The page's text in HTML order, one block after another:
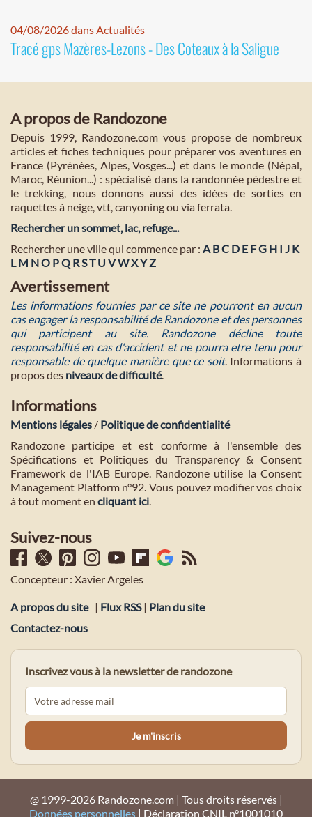
04/08/2026 dans Actualités
Tracé gps Mazères-Lezons - Des Coteaux à la Saligue
A propos de Randozone
Depuis 1999, Randozone.com vous propose de nombreux
articles et fiches techniques pour préparer vos aventures en
France (Pyrénées, Alpes, Vosges...) et dans le monde (Népal,
Maroc, Réunion...) : spécialisé dans la randonnée pédestre et
le trekking, nous donnons aussi des idées de sorties en
raquettes à neige, vtt, canyoning ou via ferrata.
Rechercher un sommet, lac, refuge...
Rechercher une ville qui commence par : A BC D E FG H I J K
L M NO PQ RST U VWXYZ
Avertissement
Les informations fournies par ce site ne pourront en aucun
cas engager la responsabilité de Randozone et des personnes
qui participent au site. Randozone décline toute
responsabilité en cas d'accident et ne pourra etre tenu pour
responsable de quelque manière que ce soit. Informations à
propos des niveaux de difficulté.
Informations
Mentions légales / Politique de confidentialité
Randozone participe et est conforme à l'ensemble des
Spécifications et Politiques du Transparency & Consent
Framework de l'IAB Europe. Randozone utilise la Consent
Management Platform n°92. Vous pouvez modifier vos choix
à tout moment en cliquant ici.
Suivez-nous
Concepteur : Xavier Argeles
A propos du site | Flux RSS| Plan du site
Contactez-nous
Inscrivez vous à la newsletter de randozone
@ 1999-2026 Randozone.com | Tous droits réservés |
Données personnelles | Déclaration CNIL n°1001010